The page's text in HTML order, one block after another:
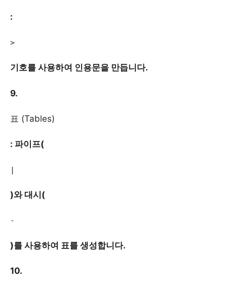
:
>
기호를 사용하여 인용문을 만듭니다.
9.
표 (Tables)
: 파이프(
|
)와 대시(
-
)를 사용하여 표를 생성합니다.
10.